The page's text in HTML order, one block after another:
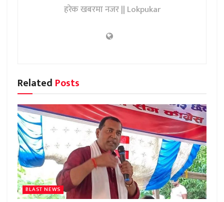
हरेक खबरमा नजर || Lokpukar
Related Posts
BLAST NEWS